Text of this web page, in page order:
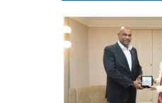
த்
த
ப்